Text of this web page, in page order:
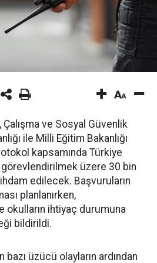
ve Sosyal Güvenlik
ile Milli Eğitim Bakanlığı
kapsamında Türkiye
üzere 30 bin
edilecek. Başvuruların
planlanırken,
okulların ihtiyaç durumuna
bildirildi.
üzücü olayların ardından